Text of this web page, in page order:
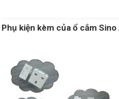
Phụ kiện kèm của ổ cắm